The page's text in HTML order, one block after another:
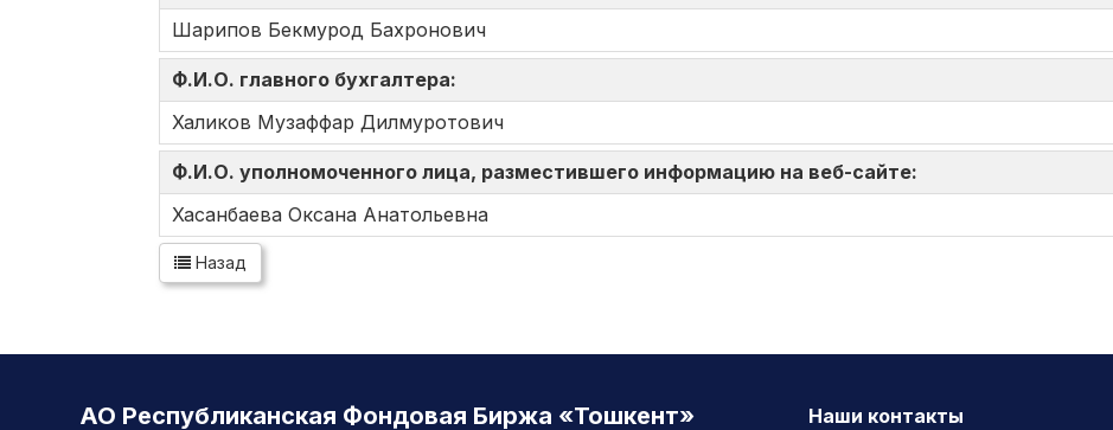
Шарипов Бекмурод Бахронович
Ф.И.О. главного бухгалтера:
Халиков Музаффар Дилмуротович
Ф.И.О. уполномоченного лица, разместившего информацию на веб-сайте:
Хасанбаева Оксана Анатольевна
Назад
АО Республиканская Фондовая Биржа «Тошкент» Наши контакты